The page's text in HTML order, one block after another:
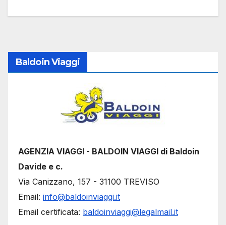
Baldoin Viaggi
AGENZIA VIAGGI - BALDOIN VIAGGI di Baldoin
Davide e c.
Via Canizzano, 157 - 31100 TREVISO
Email: info@baldoinviaggi.it
Email certificata: baldoinviaggi@legalmail.it